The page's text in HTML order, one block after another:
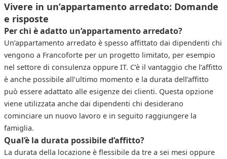
Vivere in un’appartamento arredato: Domande
e risposte
Per chi è adatto un’appartamento arredato?
Un’appartamento arredato è spesso affittato dai dipendenti chi
vengono a Francoforte per un progetto limitato, per esempio
nel settore di consulenza oppure IT. C’è il vantaggio che l’affitto
è anche possibile all’ultimo momento e la durata dell’affitto
può essere adattato alle esigenze dei clienti. Questa opzione
viene utilizzata anche dai dipendenti chi desiderano
cominciare un nuovo lavoro e in seguito raggiungere la
famiglia.
Qual’è la durata possibile d’affitto?
La durata della locazione è flessibile da tre a sei mesi oppure